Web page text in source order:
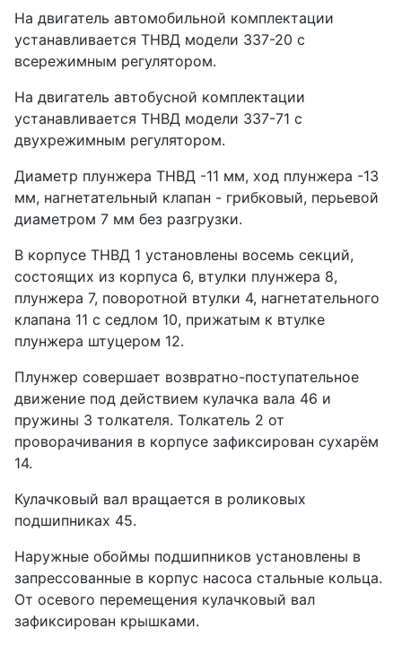
На двигатель автомобильной комплектации
устанавливается ТНВД модели 337-20 с
всережимным регулятором.
На двигатель автобусной комплектации
устанавливается ТНВД модели 337-71 с
двухрежимным регулятором.
Диаметр плунжера ТНВД -11 мм, ход плунжера -13
мм, нагнетательный клапан - грибковый, перьевой
диаметром 7 мм без разгрузки.
В корпусе ТНВД 1 установлены восемь секций,
состоящих из корпуса 6, втулки плунжера 8,
плунжера 7, поворотной втулки 4, нагнетательного
клапана 11 с седлом 10, прижатым к втулке
плунжера штуцером 12.
Плунжер совершает возвратно-поступательное
движение под действием кулачка вала 46 и
пружины 3 толкателя. Толкатель 2 от
проворачивания в корпусе зафиксирован сухарём
14.
Кулачковый вал вращается в роликовых
подшипниках 45.
Наружные обоймы подшипников установлены в
запрессованные в корпус насоса стальные кольца.
От осевого перемещения кулачковый вал
зафиксирован крышками.